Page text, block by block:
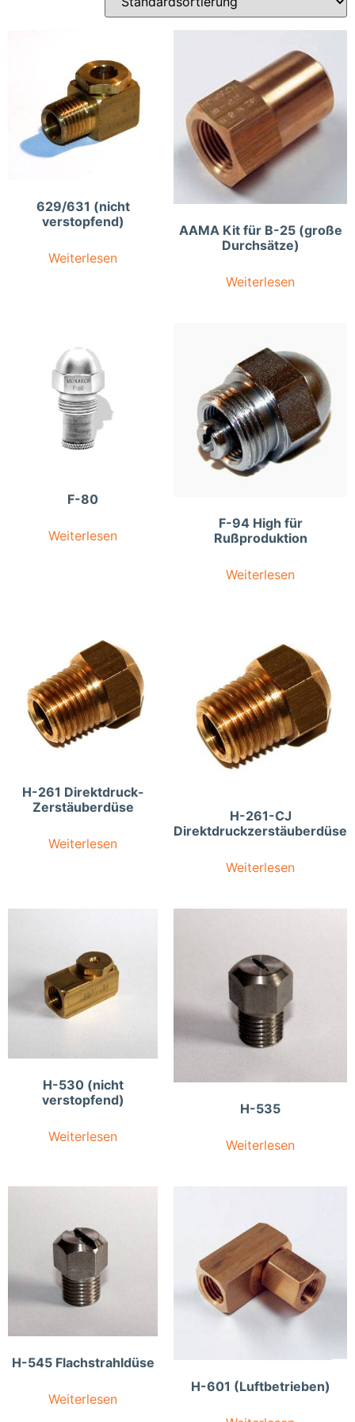
629/631 (nicht
verstopfend)
Weiterlesen
AAMA Kit für B-25 (große
Durchsätze)
Weiterlesen
F-80
Weiterlesen
F-94 High für
Rußproduktion
Weiterlesen
H-261 Direktdruck-
Zerstäuberdüse
Weiterlesen
H-261-CJ
Direktdruckzerstäuberdüse
Weiterlesen
H-530 (nicht
verstopfend)
Weiterlesen
H-535
Weiterlesen
H-545 Flachstrahldüse
Weiterlesen
H-601 (Luftbetrieben)